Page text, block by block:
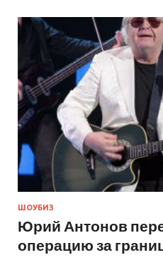
ШОУБИЗ
Юрий Антонов
операцию за